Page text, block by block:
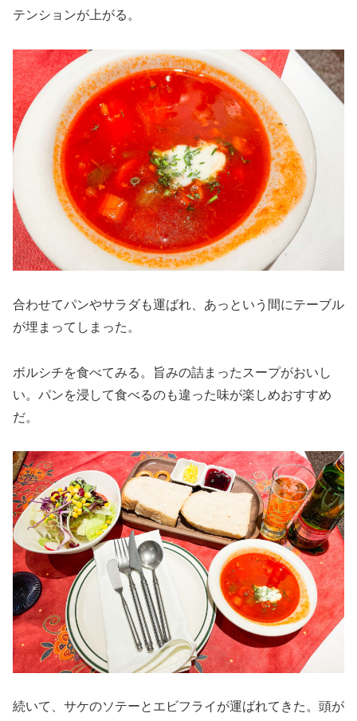
テンションが上がる。
合わせてパンやサラダも運ばれ、あっという間にテーブル
が埋まってしまった。
ボルシチを食べてみる。旨みの詰まったスープがおいし
い。パンを浸して食べるのも違った味が楽しめおすすめ
だ。
続いて、サケのソテーとエビフライが運ばれてきた。頭が